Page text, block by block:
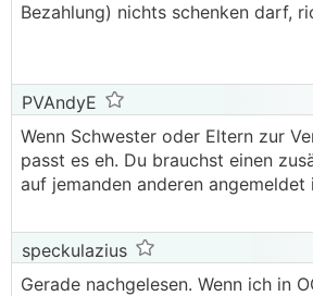
Nein.
Eltern angemeldet ist) und diese
Teilnahmefaktor von 1% zu
Bezahlung) nichts schenken darf,
PVAndyE
Wenn Schwester oder Eltern zur
passt es eh. Du brauchst einen
auf jemanden anderen angemeldet
speckulazius
Gerade nachgelesen. Wenn ich in